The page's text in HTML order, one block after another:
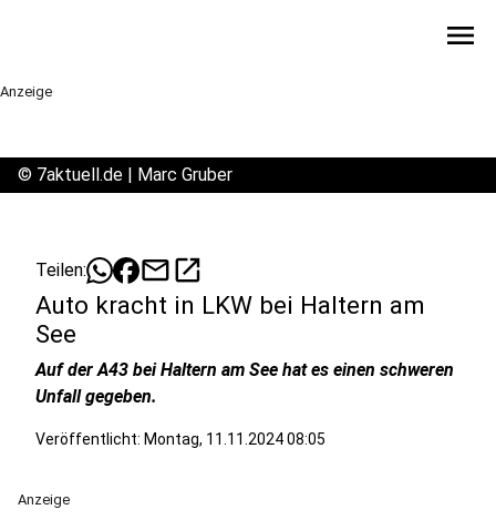
menu
Anzeige
© 7aktuell.de | Marc Gruber
Teilen: mailopen_in_new
Auto kracht in LKW bei Haltern am
See
Auf der A43 bei Haltern am See hat es einen schweren
Unfall gegeben.
Veröffentlicht: Montag, 11.11.2024 08:05
Anzeige